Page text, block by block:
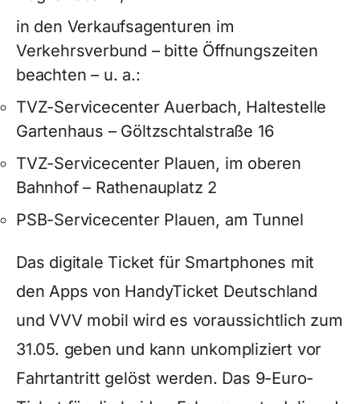
in den Verkaufsagenturen im
Verkehrsverbund – bitte Öffnungszeiten
beachten – u. a.:
TVZ-Servicecenter Auerbach, Haltestelle
Gartenhaus – Göltzschtalstraße 16
TVZ-Servicecenter Plauen, im oberen
Bahnhof – Rathenauplatz 2
PSB-Servicecenter Plauen, am Tunnel
Das digitale Ticket für Smartphones mit
den Apps von HandyTicket Deutschland
und VVV mobil wird es voraussichtlich zum
31.05. geben und kann unkompliziert vor
Fahrtantritt gelöst werden. Das 9-Euro-